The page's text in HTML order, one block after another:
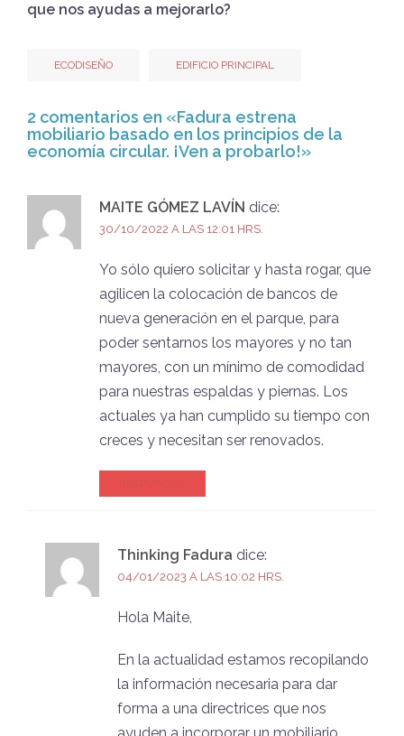
que nos ayudas a mejorarlo?
ECODISEÑO EDIFICIO PRINCIPAL
2 comentarios en «Fadura estrena
mobiliario basado en los principios de la
economía circular. ¡Ven a probarlo!»
MAITE GÓMEZ LAVÍN dice:
30/10/2022 A LAS 12:01 HRS.
Yo sólo quiero solicitar y hasta rogar, que
agilicen la colocación de bancos de
nueva generación en el parque, para
poder sentarnos los mayores y no tan
mayores, con un mínimo de comodidad
para nuestras espaldas y piernas. Los
actuales ya han cumplido su tiempo con
creces y necesitan ser renovados.
Thinking Fadura dice:
04/01/2023 A LAS 10:02 HRS.
Hola Maite,
En la actualidad estamos recopilando
la información necesaria para dar
forma a una directrices que nos